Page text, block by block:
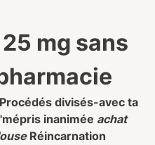
mg sans
divisés-avec ta
inanimée achat
Réincarnation